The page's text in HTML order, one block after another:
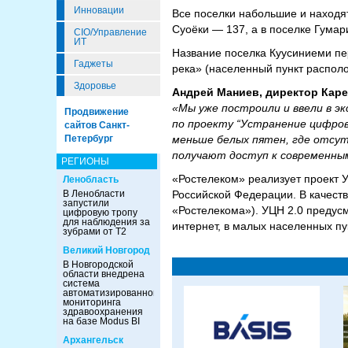
Инновации
CIO/Управление
ИТ
Гаджеты
Здоровье
Продвижение
сайтов Санкт-
Петербург
РЕГИОНЫ
Ленобласть
В Ленобласти
запустили
цифровую тропу
для наблюдения за
зубрами от Т2
Великий Новгород
В Новгородской
области внедрена
система
автоматизированного
мониторинга
здравоохранения
на базе Modus BI
Архангельск
Все поселки набольшие и
Суоёки — 137, а в поселке
Название поселка Куусиниеми
река» (населенный пункт
Андрей Маниев, директор
«Мы уже построили и ввели в
по проекту “Устранение
меньше белых пятен, где
получают доступ к
«Ростелеком» реализует проект
Российской Федерации. В
«Ростелекома»). УЦН 2.0
интернет, в малых населенных